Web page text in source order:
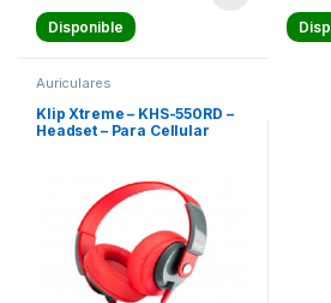
Disponible
Auriculares
Klip Xtreme – KHS-550RD –
Headset – Para Cellular
Tablet – Wired – supra-
aurales-mic